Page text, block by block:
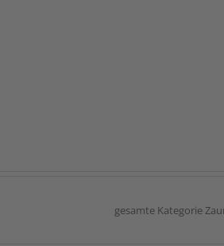
gesamte Kategorie